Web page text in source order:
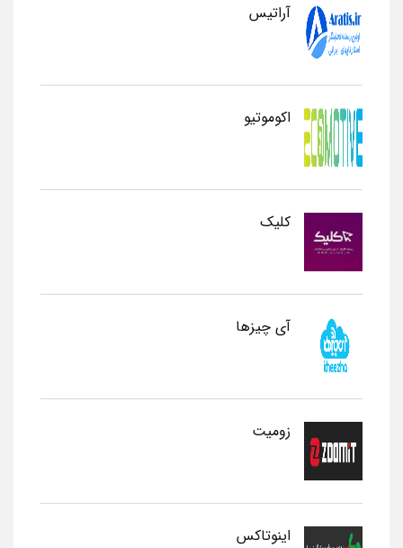
آراتیس
اکوموتیو
کلیک
آی چیزها
زومیت
اینوتاکس